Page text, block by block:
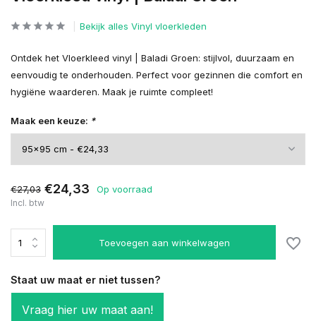
Bekijk alles Vinyl vloerkleden
Ontdek het Vloerkleed vinyl | Baladi Groen: stijlvol, duurzaam en
eenvoudig te onderhouden. Perfect voor gezinnen die comfort en
hygiëne waarderen. Maak je ruimte compleet!
Maak een keuze: *
€27,03 €24,33 Op voorraad
Incl. btw
Toevoegen aan winkelwagen
Staat uw maat er niet tussen?
Vraag hier uw maat aan!